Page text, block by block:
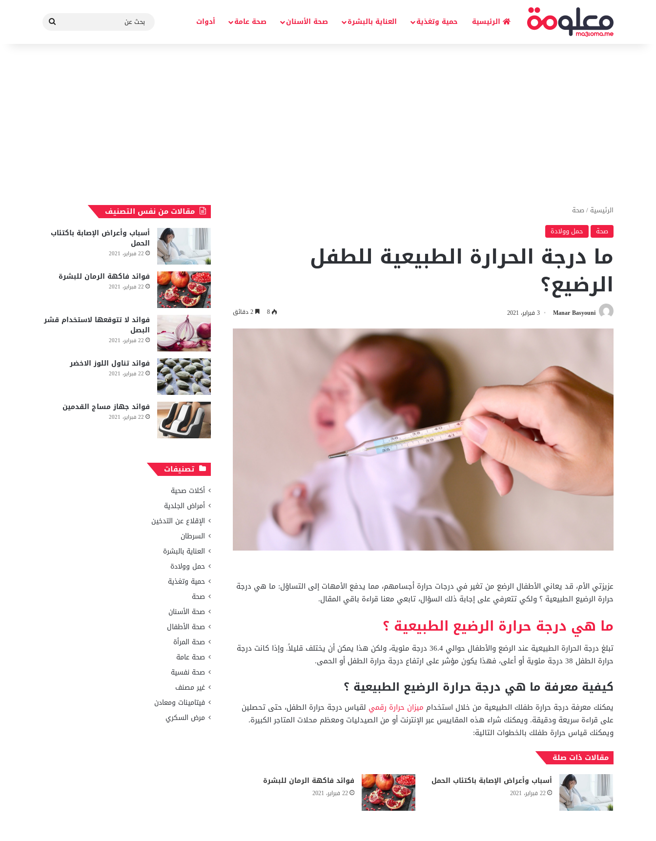
الرئيسية حمية وتغذية العناية بالبشرة صحة الأسنان صحة عامة أدوات
بحث
الرئيسية /صحة
صحة
حمل وولادة
ما درجة الحرارة الطبيعية للطفل
الرضيع؟
Manar Basyouni 3 فبراير، 2021 8
عزيزتي الأم، قد يعاني الأطفال الرضع من تغير في درجات حرارة أجسامهم، مما يدفع الأمهات إلى التساؤل: ما هي درجة
حرارة الرضيع الطبيعية ؟ ولكي تتعرفي على إجابة ذلك السؤال، تابعي معنا قراءة باقي المقال.
ما هي درجة حرارة الرضيع الطبيعية ؟
تبلغ درجة الحرارة الطبيعية عند الرضع والأطفال حوالي 36.4 درجة مئوية، ولكن هذا يمكن أن يختلف قليلاً. وإذا كانت درجة
حرارة الطفل 38 درجة مئوية أو أعلى، فهذا يكون مؤشر على ارتفاع درجة حرارة الطفل أو الحمى.
كيفية معرفة ما هي درجة حرارة الرضيع الطبيعية ؟
يمكنك معرفة درجة حرارة طفلك الطبيعية من خلال استخدام ميزان حرارة رقمي لقياس درجة حرارة الطفل، حتى تحصلين
على قراءة سريعة ودقيقة. ويمكنك شراء هذه المقاييس عبر الإنترنت أو من الصيدليات ومعظم محلات المتاجر الكبيرة.
ويمكنك قياس حرارة طفلك بالخطوات التالية:
مقالات ذات صلة
أسباب وأعراض الإصابة باكتئاب الحمل
22 فبراير، 2021
فوائد فاكهة الرمان للبشرة
22 فبراير، 2021
مقالات من نفس التصنيف
أسباب وأعراض الإصابة باكتئاب
الحمل
22 فبراير، 2021
فوائد فاكهة الرمان للبشرة
22 فبراير، 2021
فوائد لا تتوقعها لاستخدام قشر
البصل
22 فبراير، 2021
فوائد تناول اللوز الاخضر
22 فبراير، 2021
فوائد جهاز مساج القدمين
22 فبراير، 2021
تصنيفات
أكلات صحية
أمراض الجلدية
الإقلاع عن التدخين
السرطان
العناية بالبشرة
حمل وولادة
حمية وتغذية
صحة
صحة الأسنان
صحة الأطفال
صحة المرأة
صحة عامة
صحة نفسية
غير مصنف
فيتامينات ومعادن
مرض السكري